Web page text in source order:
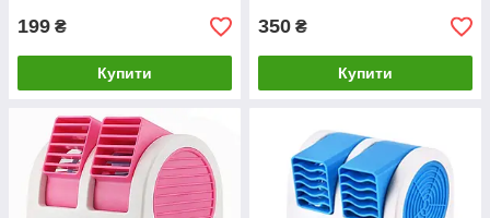
199 ₴
Купити
350 ₴
Купити